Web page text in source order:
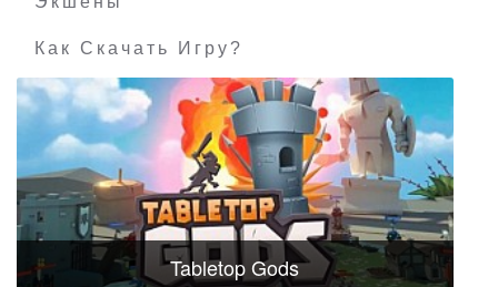
Как Скачать Игру?
Tabletop Gods